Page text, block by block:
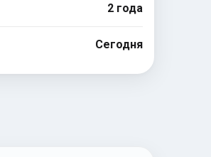
2 года
Сегодня